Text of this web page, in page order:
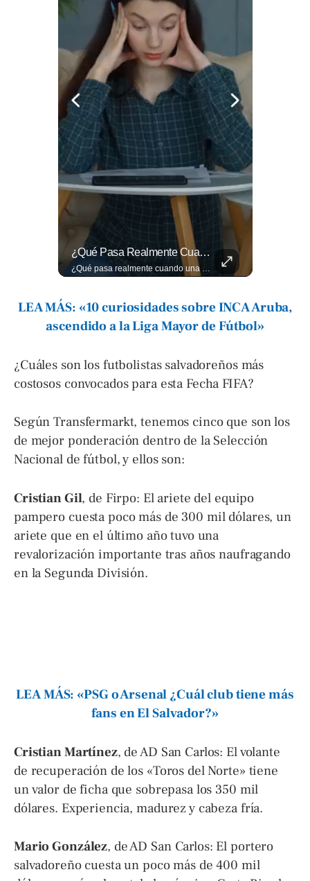
¿Qué Pasa Realmente Cuando Una Persona Tiene Deudas?
LEA MÁS: «10 curiosidades sobre INCA Aruba,
ascendido a la Liga Mayor de Fútbol»
¿Cuáles son los futbolistas salvadoreños más
costosos convocados para esta Fecha FIFA?
Según Transfermarkt, tenemos cinco que son los
de mejor ponderación dentro de la Selección
Nacional de fútbol, y ellos son:
Cristian Gil, de Firpo: El ariete del equipo
pampero cuesta poco más de 300 mil dólares, un
ariete que en el último año tuvo una
revalorización importante tras años naufragando
en la Segunda División.
LEA MÁS: «PSG o Arsenal ¿Cuál club tiene más
fans en El Salvador?»
Cristian Martínez, de AD San Carlos: El volante
de recuperación de los «Toros del Norte» tiene
un valor de ficha que sobrepasa los 350 mil
dólares. Experiencia, madurez y cabeza fría.
Mario González, de AD San Carlos: El portero
salvadoreño cuesta un poco más de 400 mil